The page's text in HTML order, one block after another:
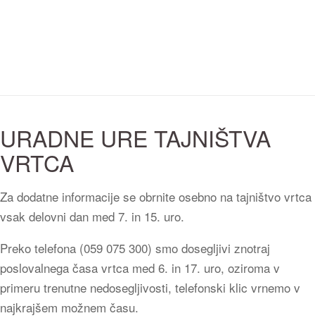
URADNE URE TAJNIŠTVA
VRTCA
Za dodatne informacije se obrnite osebno na tajništvo vrtca
vsak delovni dan med 7. in 15. uro.
Preko telefona (059 075 300) smo dosegljivi znotraj
poslovalnega časa vrtca med 6. in 17. uro, oziroma v
primeru trenutne nedosegljivosti, telefonski klic vrnemo v
najkrajšem možnem času.